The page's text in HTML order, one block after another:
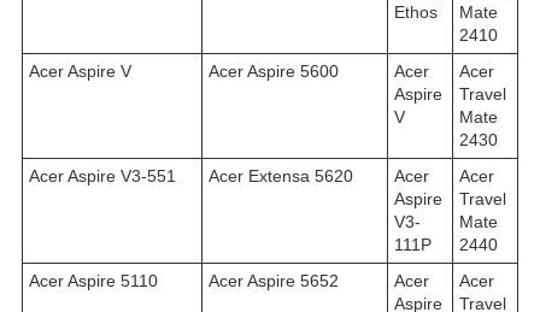
Ethos
Mate
2410
Acer Aspire V
Acer Aspire 5600
Acer
Aspire
V
Acer
Travel
Mate
2430
Acer Aspire V3-551
Acer Extensa 5620
Acer
Aspire
V3-
111P
Acer
Travel
Mate
2440
Acer Aspire 5110
Acer Aspire 5652
Acer
Aspire
Acer
Travel